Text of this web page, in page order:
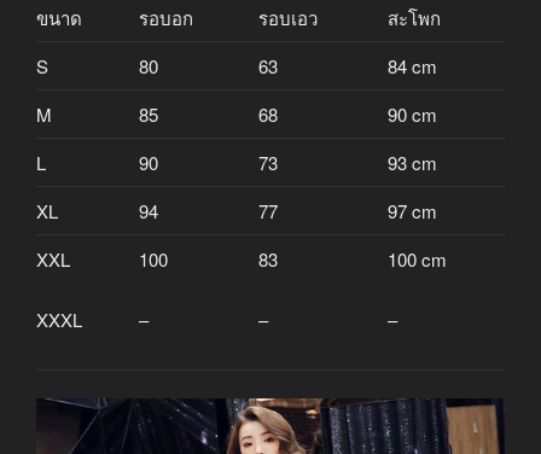
ขนาด รอบอก รอบเอว
สะโพก
S
80 63
84 cm
M
85 68
90 cm
L
90 73
93 cm
XL
94 77
97 cm
XXL
XXXL
100
–
83
–
100 cm
–